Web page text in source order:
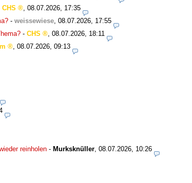
CHS , 08.07.2026, 17:35
- weissewiese, 08.07.2026, 17:55
- CHS , 08.07.2026, 18:11
, 08.07.2026, 09:13
reinholen - Murksknüller, 08.07.2026, 10:26